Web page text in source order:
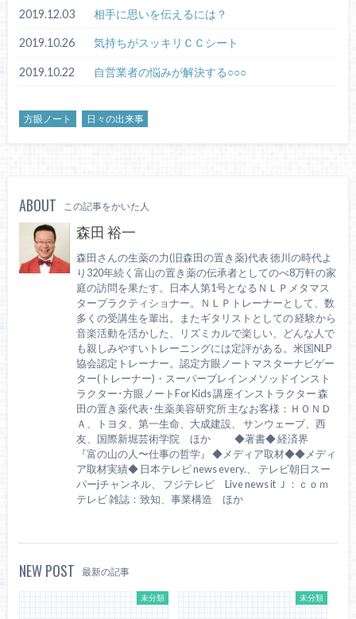
2019.12.03 相手に思いを伝えるには？
2019.10.26 気持ちがスッキリＣＣシート
2019.10.22 自営業者の悩みが解決する○○○
方眼ノート 日々の出来事
ABOUT この記事をかいた人
森田 裕一
森田さんの生薬の力(旧森田の置き薬)代表 徳川の時代よ
り320年続く富山の置き薬の伝承者としてのべ8万軒の家
庭の訪問を果たす。日本人第1号となるＮＬＰメタマス
タープラクティショナー。ＮＬＰトレーナーとして、数
多くの受講生を輩出。またギタリストとしての 経験から
音楽活動を活かした、リズミカルで楽しい、どんな人で
も親しみやすいトレーニングには定評がある。米国NLP
協会認定トレーナー。認定方眼ノートマスターナビゲー
ター(トレーナー)・スーパーブレインメソッドインスト
ラクター･方眼ノートFor Kids 講座インストラクター 森
田の置き薬代表･生薬美容研究所 主なお客様：ＨＯＮＤ
Ａ、トヨタ、第一生命、大成建設、 サンウェーブ、西
友、国際新堀芸術学院 ほか ◆著書◆ 経済界
『富の山の人〜仕事の哲学』 ◆メディア取材◆◆メディ
ア取材実績◆ 日本テレビ news every.、 テレビ朝日スー
パーjチャンネル、 フジテレビ Live news it Ｊ：ｃｏｍ
テレビ 雑誌：致知、事業構造 ほか
NEW POST 最新の記事
未分類 未分類